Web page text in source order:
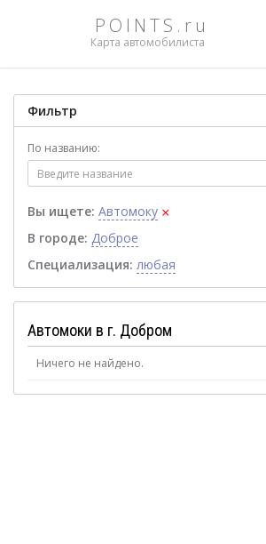
POINTS.ru
Карта автомобилиста
Фильтр
По названию:
Вы ищете: Автомоку ×
В городе: Доброе
Специализация: любая
Автомоки в г. Добром
Ничего не найдено.